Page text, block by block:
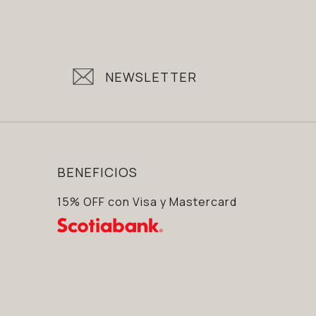
NEWSLETTER
BENEFICIOS
15% OFF con Visa y Mastercard